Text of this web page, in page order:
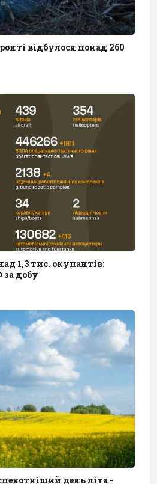
відбулося понад 260
1,3 тис. окупантів:
добу
день літа -